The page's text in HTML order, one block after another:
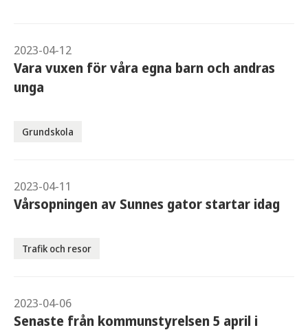
2023-04-12
Vara vuxen för våra egna barn och andras
unga
Grundskola
2023-04-11
Vårsopningen av Sunnes gator startar idag
Trafik och resor
2023-04-06
Senaste från kommunstyrelsen 5 april i